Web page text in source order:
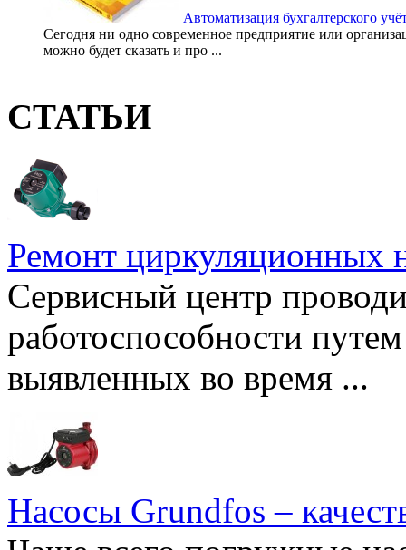
Автоматизация бухгалтерского
Сегодня ни одно современное предприятие или
можно будет сказать и про ...
СТАТЬИ
Ремонт циркуляционных
Сервисный центр
работоспособности
выявленных во время ...
Насосы Grundfos –